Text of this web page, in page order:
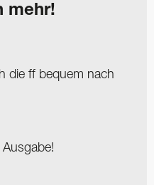
mehr!
die ff bequem nach
Ausgabe!